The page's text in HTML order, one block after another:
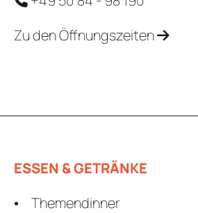
Zu den Öffnungszeiten
ESSEN & GETRÄNKE
Themendinner